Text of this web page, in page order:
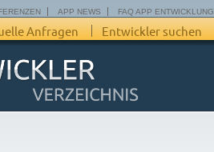
APP NEWS FAQ APP ENTWICKLUNG
Anfragen Entwickler suchen